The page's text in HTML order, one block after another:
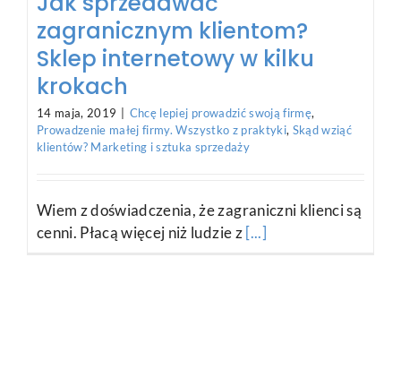
zagranicznym klientom?
Sklep internetowy w kilku
krokach
14 maja, 2019 Chcę lepiej prowadzić swoją firmę,
Prowadzenie małej firmy. Wszystko z praktyki, Skąd wziąć
klientów? Marketing i sztuka sprzedaży
Wiem z doświadczenia, że zagraniczni klienci są
cenni. Płacą więcej niż ludzie z [...]